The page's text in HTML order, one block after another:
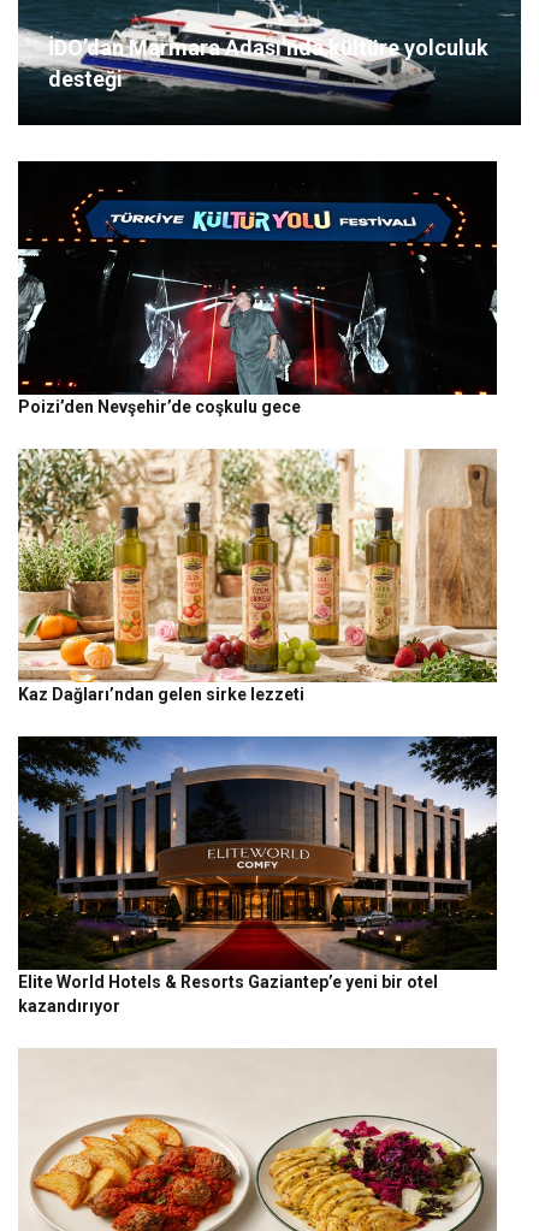
İDO’dan Marmara Adası’nda kültüre yolculuk
desteği
Poizi’den Nevşehir’de coşkulu gece
Kaz Dağları’ndan gelen sirke lezzeti
Elite World Hotels & Resorts Gaziantep’e yeni bir otel
kazandırıyor